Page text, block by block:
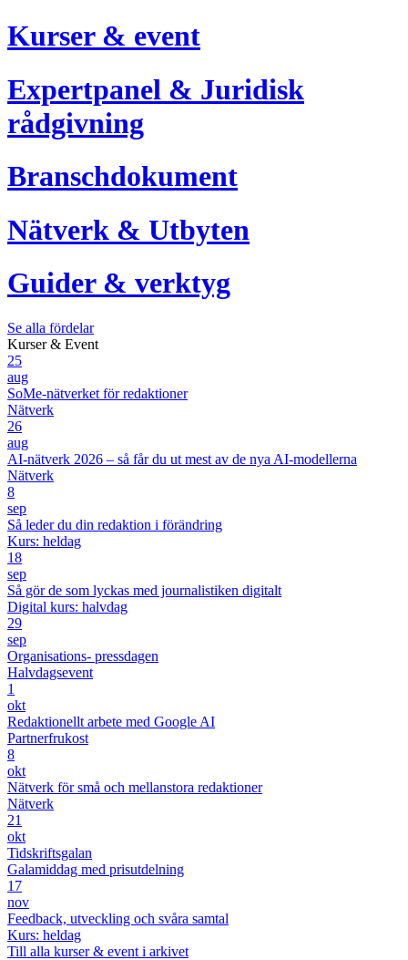
Kurser & event
Expertpanel & Juridisk
rådgivning
Branschdokument
Nätverk & Utbyten
Guider & verktyg
Se alla fördelar
Kurser & Event
25
aug
SoMe-nätverket för redaktioner
Nätverk
26
aug
AI-nätverk 2026 – så får du ut mest av de nya AI-modellerna
Nätverk
8
sep
Så leder du din redaktion i förändring
Kurs: heldag
18
sep
Så gör de som lyckas med journalistiken digitalt
Digital kurs: halvdag
29
sep
Organisations- pressdagen
Halvdagsevent
1
okt
Redaktionellt arbete med Google AI
Partnerfrukost
8
okt
Nätverk för små och mellanstora redaktioner
Nätverk
21
okt
Tidskriftsgalan
Galamiddag med prisutdelning
17
nov
Feedback, utveckling och svåra samtal
Kurs: heldag
Till alla kurser & event i arkivet